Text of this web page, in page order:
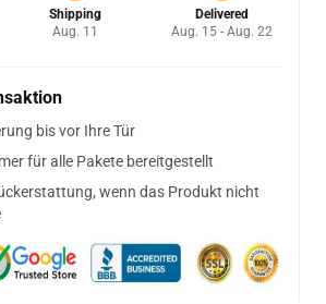
Shipping
Aug. 11
Delivered
Aug. 15 - Aug. 22
bis vor Ihre Tür
für alle Pakete bereitgestellt
wenn das Produkt nicht